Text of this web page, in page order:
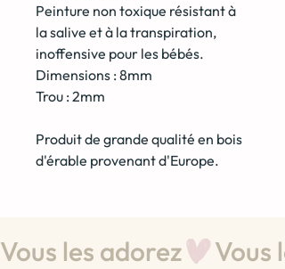
Peinture non toxique résistant à
la salive et à la transpiration,
inoffensive pour les bébés.
Dimensions : 8mm
Trou : 2mm
Produit de grande qualité en bois
d'érable provenant d'Europe.
Vous les adorez